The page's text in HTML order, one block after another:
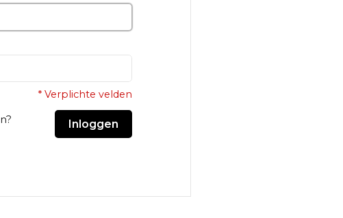
* Verplichte velden
Inloggen